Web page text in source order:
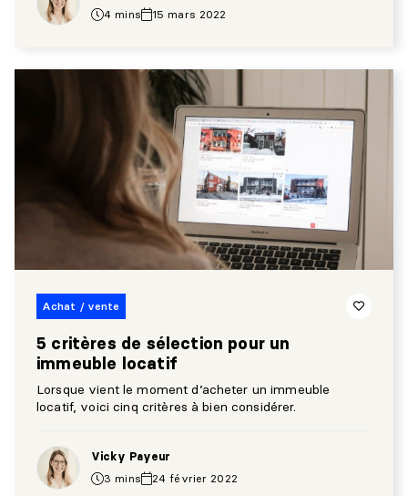
4 mins
15 mars 2022
Achat / vente
5 critères de sélection pour un
immeuble locatif
Lorsque vient le moment d’acheter un immeuble
locatif, voici cinq critères à bien considérer.
Vicky Payeur
3 mins
24 février 2022